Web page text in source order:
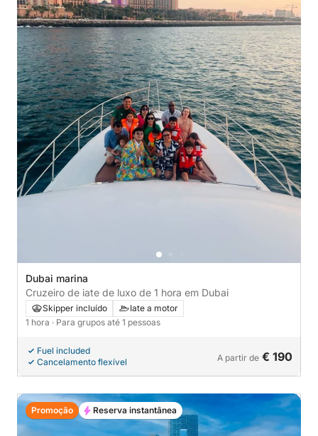
Dubai marina
Cruzeiro de iate de luxo de 1 hora em Dubai
Skipper incluído
Iate a motor
1 hora · Para grupos até 1 pessoas
Fuel included
Cancelamento flexível
A partir de € 190
Promoção Reserva instantânea